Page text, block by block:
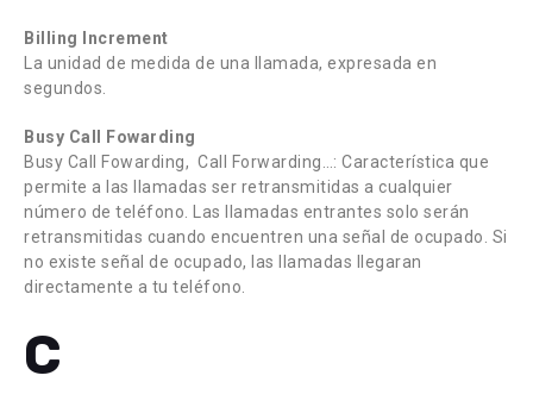
Billing Increment
La unidad de medida de una llamada, expresada en
segundos.
Busy Call Fowarding
Busy Call Fowarding, Call Forwarding…: Característica que
permite a las llamadas ser retransmitidas a cualquier
número de teléfono. Las llamadas entrantes solo serán
retransmitidas cuando encuentren una señal de ocupado. Si
no existe señal de ocupado, las llamadas llegaran
directamente a tu teléfono.
C